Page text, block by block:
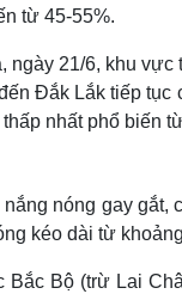
từ 45-55%.
21/6, khu vực
Đắk Lắk tiếp
nhất phổ biến
nóng gay
kéo dài từ
Bộ (trừ Lai